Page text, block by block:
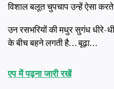
विशाल बलूत चुपचाप उन्हें ऐसा
उन रसभरियों की मधुर सुगंध धीरे-
के बीच बहने लगती है… बूढ़ा…
एप में पढ़ना जारी रखें